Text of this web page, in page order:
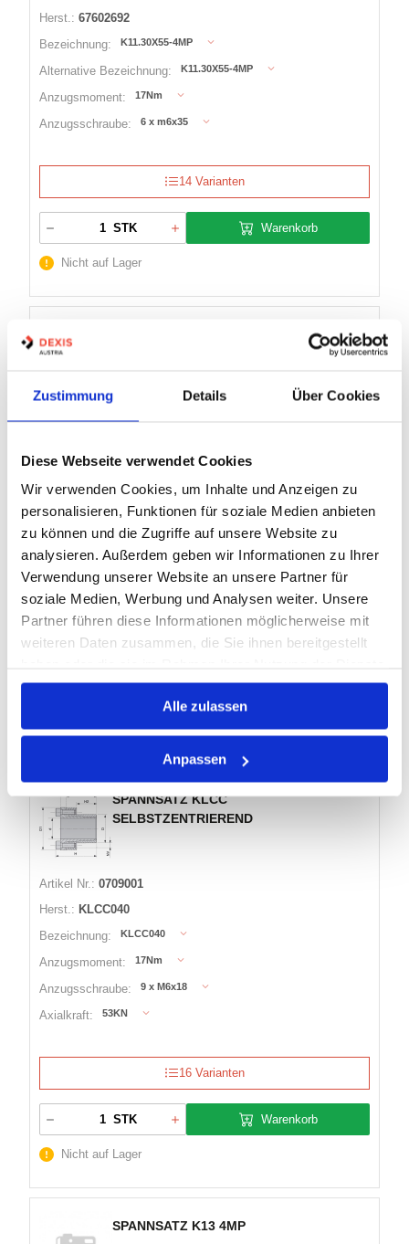
Zustimmung Details Über Cookies
Diese Webseite verwendet Cookies
Wir verwenden Cookies, um Inhalte und Anzeigen zu
personalisieren, Funktionen für soziale Medien anbieten
zu können und die Zugriffe auf unsere Website zu
analysieren. Außerdem geben wir Informationen zu Ihrer
Verwendung unserer Website an unsere Partner für
soziale Medien, Werbung und Analysen weiter. Unsere
Partner führen diese Informationen möglicherweise mit
weiteren Daten zusammen, die Sie ihnen bereitgestellt
gesammelt haben.
Alle zulassen
Anpassen
Herst.: 67602692
Bezeichnung:
K11.30X55-4MP
Alternative Bezeichnung: K11.30X55-4MP
Anzugsmoment: 17Nm
Anzugsschraube: 6 x m6x35
14 Varianten
STK Warenkorb
Nicht auf Lager
Artikel Nr.: 0714434
Herst.: 67605438
Bezeichnung:
K70.20X47-4MP
Anzugsmoment:
Axialkraft:
D außen: -
STK Warenkorb
Lager anzeigen
SPANNSATZ KLCC
SELBSTZENTRIEREND
Artikel Nr.: 0709001
Herst.: KLCC040
Bezeichnung:
KLCC040
Anzugsmoment: 17Nm
Anzugsschraube: 9 x M6x18
Axialkraft: 53KN
16 Varianten
STK Warenkorb
Nicht auf Lager
SPANNSATZ K13 4MP